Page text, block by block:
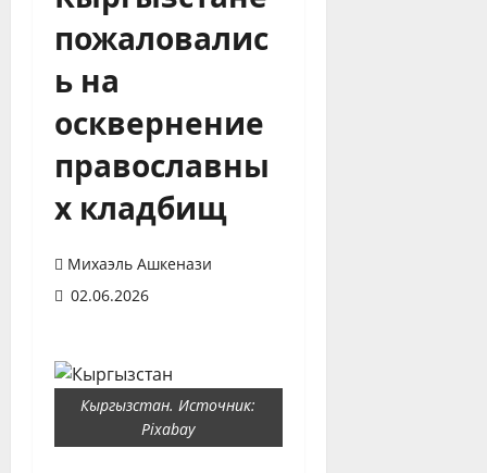
пожаловалис
ь на
осквернение
православны
х кладбищ
Михаэль Ашкенази
02.06.2026
Кыргызстан. Источник:
Pixabay